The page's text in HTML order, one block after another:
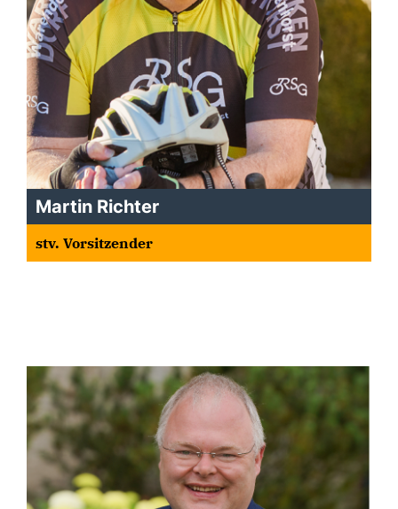
Martin Richter
stv. Vorsitzender